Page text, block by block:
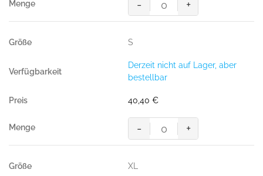
Women-
Sweatjacke
WEINROT
Menge
- +
S
Derzeit nicht auf Lager, aber
bestellbar
40,40 €
Women-
Sweatjacke
WEINROT
- +
XL